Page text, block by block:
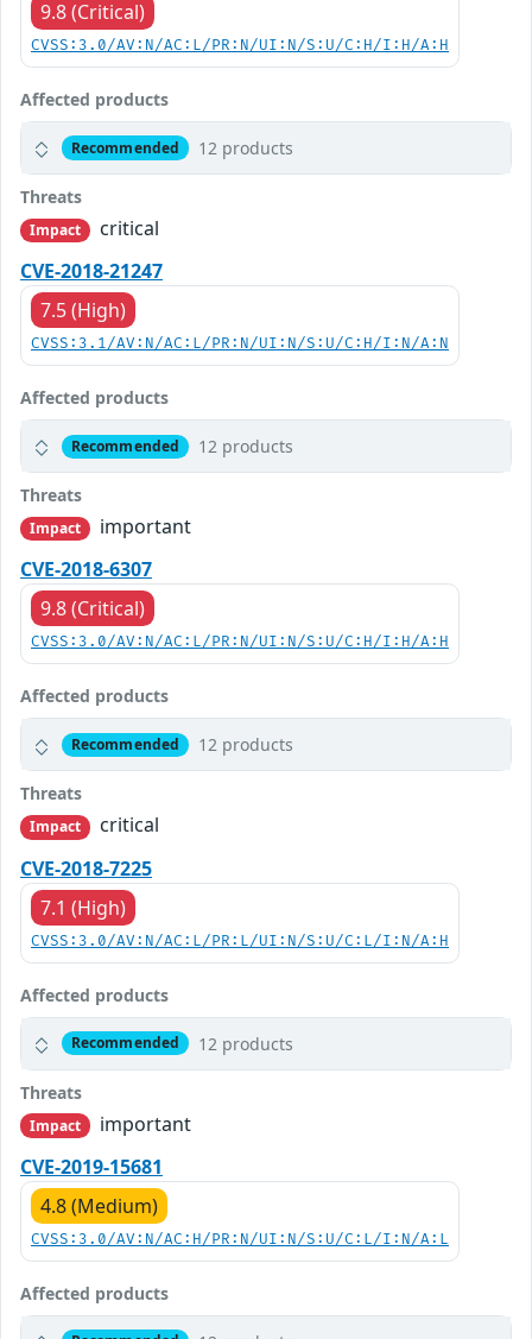
9.8 (Critical)
CVSS:3.0/AV:N/AC:L/PR:N/UI:N/S:U/C:H/I:H/A:H
Affected products
Recommended 12 products
Threats
Impact
critical
CVE-2018-21247
7.5 (High)
CVSS:3.1/AV:N/AC:L/PR:N/UI:N/S:U/C:H/I:N/A:N
Affected products
Recommended 12 products
Threats
Impact
important
CVE-2018-6307
9.8 (Critical)
CVSS:3.0/AV:N/AC:L/PR:N/UI:N/S:U/C:H/I:H/A:H
Affected products
Recommended 12 products
Threats
Impact
critical
CVE-2018-7225
7.1 (High)
CVSS:3.0/AV:N/AC:L/PR:L/UI:N/S:U/C:L/I:N/A:H
Affected products
Recommended 12 products
Threats
Impact
important
CVE-2019-15681
4.8 (Medium)
CVSS:3.0/AV:N/AC:H/PR:N/UI:N/S:U/C:L/I:N/A:L
Affected products